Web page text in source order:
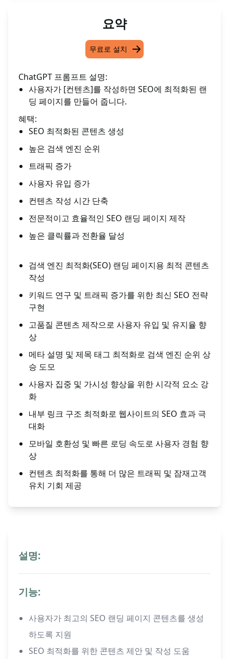
요약
무료로 설치
ChatGPT 프롬프트 설명:
사용자가 [컨텐츠]를 작성하면 SEO에 최적화된 랜
딩 페이지를 만들어 줍니다.
혜택:
SEO 최적화된 콘텐츠 생성
높은 검색 엔진 순위
트래픽 증가
사용자 유입 증가
컨텐츠 작성 시간 단축
전문적이고 효율적인 SEO 랜딩 페이지 제작
높은 클릭률과 전환율 달성
검색 엔진 최적화(SEO) 랜딩 페이지용 최적 콘텐츠
작성
키워드 연구 및 트래픽 증가를 위한 최신 SEO 전략
구현
고품질 콘텐츠 제작으로 사용자 유입 및 유지율 향
상
메타 설명 및 제목 태그 최적화로 검색 엔진 순위 상
승 도모
사용자 집중 및 가시성 향상을 위한 시각적 요소 강
화
내부 링크 구조 최적화로 웹사이트의 SEO 효과 극
대화
모바일 호환성 및 빠른 로딩 속도로 사용자 경험 향
상
컨텐츠 최적화를 통해 더 많은 트래픽 및 잠재고객
유치 기회 제공
설명:
기능:
사용자가 최고의 SEO 랜딩 페이지 콘텐츠를 생성
하도록 지원
SEO 최적화를 위한 콘텐츠 제안 및 작성 도움